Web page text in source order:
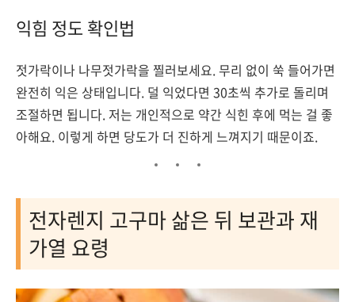
익힘 정도 확인법
젓가락이나 나무젓가락을 찔러보세요. 무리 없이 쑥 들어가면
완전히 익은 상태입니다. 덜 익었다면 30초씩 추가로 돌리며
조절하면 됩니다. 저는 개인적으로 약간 식힌 후에 먹는 걸 좋
아해요. 이렇게 하면 당도가 더 진하게 느껴지기 때문이죠.
전자렌지 고구마 삶은 뒤 보관과 재
가열 요령